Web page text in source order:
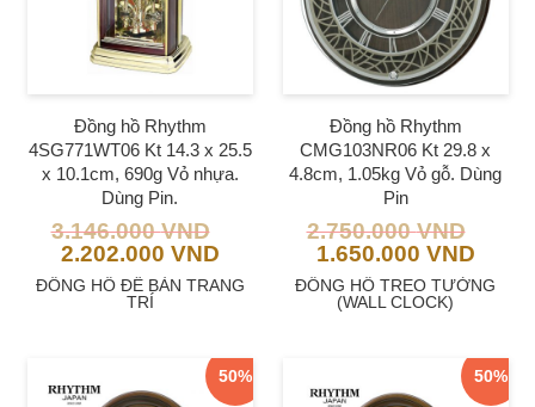
Đồng hồ Rhythm
4SG771WT06 Kt 14.3 x 25.5
x 10.1cm, 690g Vỏ nhựa.
Dùng Pin.
3.146.000VND
2.202.000 VND
ĐỒNG HỒ ĐỂ BÀN TRANG
TRÍ
Đồng hồ Rhythm
CMG103NR06 Kt 29.8 x
4.8cm, 1.05kg Vỏ gỗ. Dùng
Pin
2.750.000VND
1.650.000 VND
ĐỒNG HỒ TREO TƯỜNG
(WALL CLOCK)
50% 50%